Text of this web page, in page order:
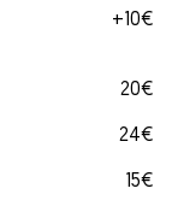
+10€
20€
24€
15€